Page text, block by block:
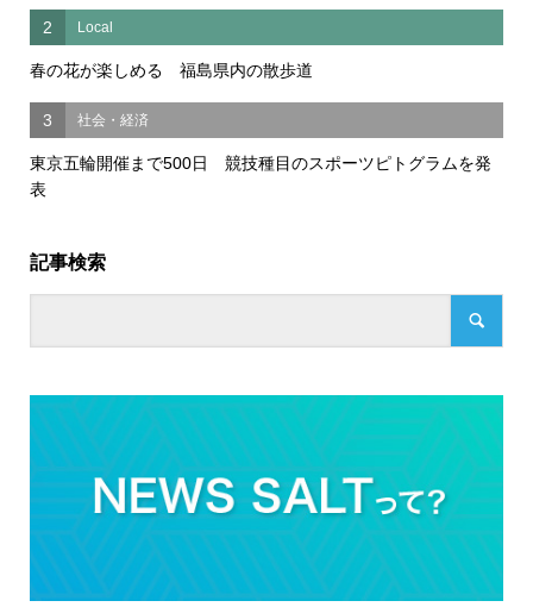
2 Local
春の花が楽しめる 福島県内の散歩道
3 社会・経済
東京五輪開催まで500日 競技種目のスポーツピトグラムを発
表
記事検索